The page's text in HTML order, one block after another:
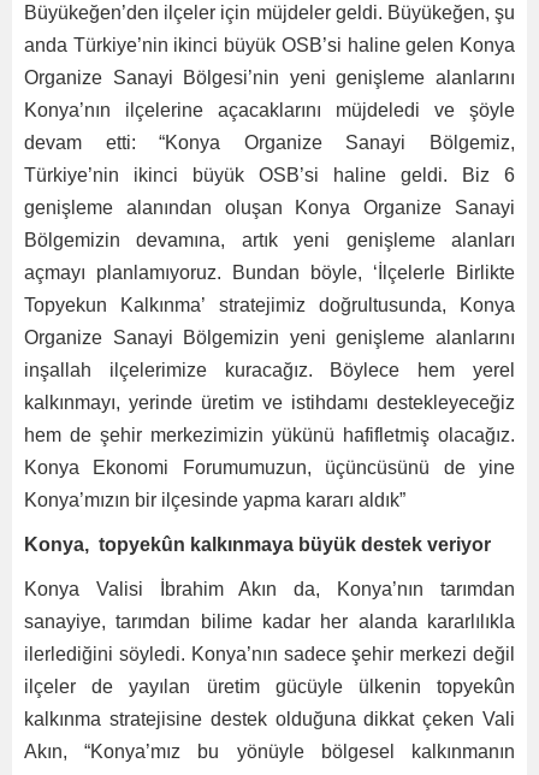
Büyükeğen’den ilçeler için müjdeler geldi. Büyükeğen, şu
anda Türkiye’nin ikinci büyük OSB’si haline gelen Konya
Organize Sanayi Bölgesi’nin yeni genişleme alanlarını
Konya’nın ilçelerine açacaklarını müjdeledi ve şöyle
devam etti: “Konya Organize Sanayi Bölgemiz,
Türkiye’nin ikinci büyük OSB’si haline geldi. Biz 6
genişleme alanından oluşan Konya Organize Sanayi
Bölgemizin devamına, artık yeni genişleme alanları
açmayı planlamıyoruz. Bundan böyle, ‘İlçelerle Birlikte
Topyekun Kalkınma’ stratejimiz doğrultusunda, Konya
Organize Sanayi Bölgemizin yeni genişleme alanlarını
inşallah ilçelerimize kuracağız. Böylece hem yerel
kalkınmayı, yerinde üretim ve istihdamı destekleyeceğiz
hem de şehir merkezimizin yükünü hafifletmiş olacağız.
Konya Ekonomi Forumumuzun, üçüncüsünü de yine
Konya’mızın bir ilçesinde yapma kararı aldık”
Konya, topyekûn kalkınmaya büyük destek veriyor
Konya Valisi İbrahim Akın da, Konya’nın tarımdan
sanayiye, tarımdan bilime kadar her alanda kararlılıkla
ilerlediğini söyledi. Konya’nın sadece şehir merkezi değil
ilçeler de yayılan üretim gücüyle ülkenin topyekûn
kalkınma stratejisine destek olduğuna dikkat çeken Vali
Akın, “Konya’mız bu yönüyle bölgesel kalkınmanın